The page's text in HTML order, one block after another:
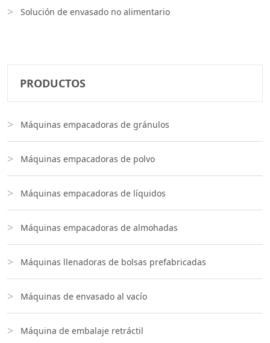
Solución de envasado no alimentario
PRODUCTOS
Máquinas empacadoras de gránulos
Máquinas empacadoras de polvo
Máquinas empacadoras de líquidos
Máquinas empacadoras de almohadas
Máquinas llenadoras de bolsas prefabricadas
Máquinas de envasado al vacío
Máquina de embalaje retráctil